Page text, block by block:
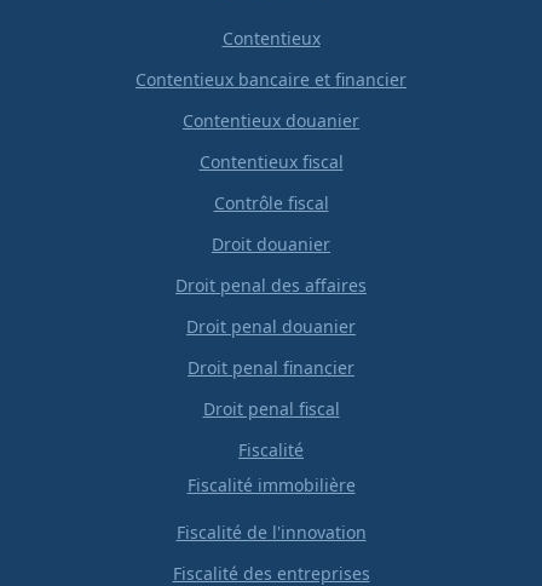
Contentieux
Contentieux bancaire et financier
Contentieux douanier
Contentieux fiscal
Contrôle fiscal
Droit douanier
Droit penal des affaires
Droit penal douanier
Droit penal financier
Droit penal fiscal
Fiscalité
Fiscalité immobilière
Fiscalité de l'innovation
Fiscalité des entreprises